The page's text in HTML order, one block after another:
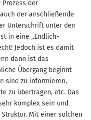
der
der anschließende
Unterschrift unter den
in eine „Endlich-
Jedoch ist es damit
dann ist das
Übergang beginnt
sind zu informieren,
zu übertragen, etc. Das
komplex sein und
Mit einer solchen